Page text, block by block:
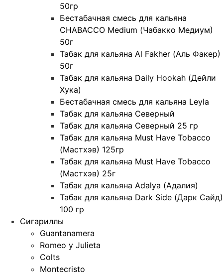
50гр
Бестабачная смесь для кальяна
CHABACCO Medium (Чабакко Медиум)
50г
Табак для кальяна Al Fakher (Аль Факер)
50г
Табак для кальяна Daily Hookah (Дейли
Хука)
Бестабачная смесь для кальяна Leyla
Табак для кальяна Северный
Табак для кальяна Северный 25 гр
Табак для кальяна Must Have Tobacco
(Мастхэв) 125гр
Табак для кальяна Must Have Tobacco
(Мастхэв) 25г
Табак для кальяна Adalya (Адалия)
Табак для кальяна Dark Side (Дарк Сайд)
100 гр
Сигариллы
Guantanamera
Romeo y Julieta
Colts
Montecristo